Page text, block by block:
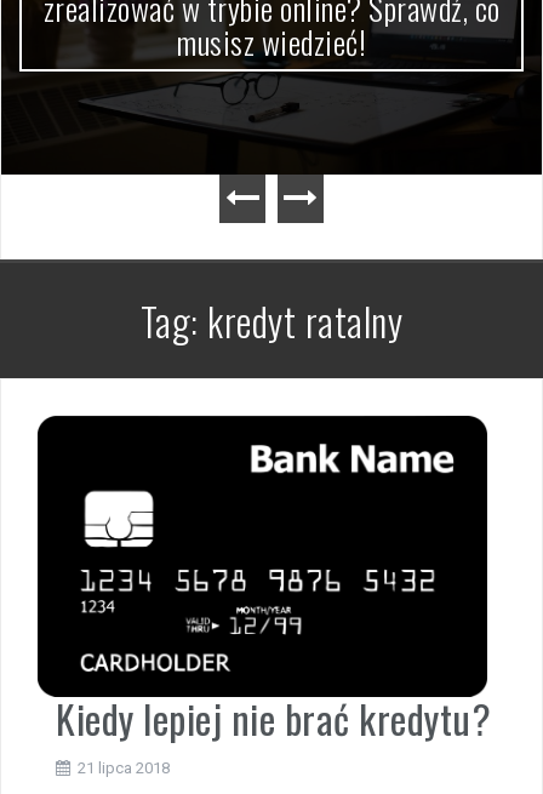
musisz wiedzieć!
Tag: kredyt ratalny
Kiedy lepiej nie brać kredytu?
21 lipca 2018